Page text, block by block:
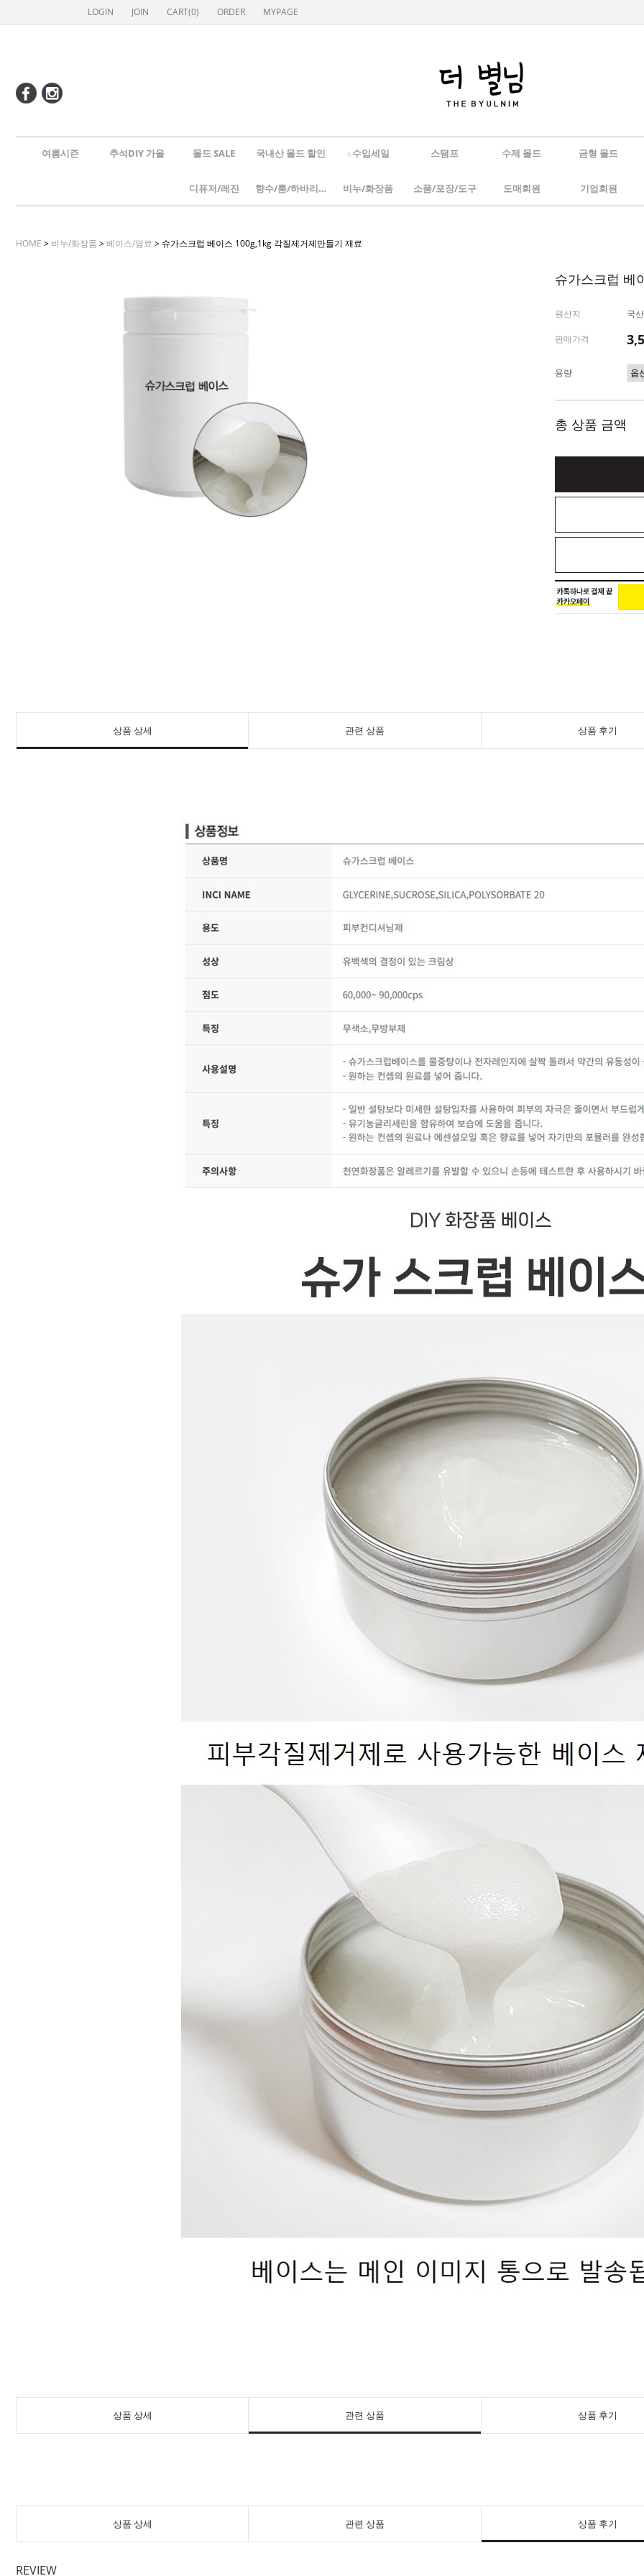
LOGIN JOIN CART(0) ORDER MYPAGE
여름시즌 추석DIY 가을 몰드 SALE 국내산 몰드 할인 ☆수입세일 스탬프 수제 몰드 금형 몰드
디퓨저/레진 향수/룸/하바리움 비누/화장품 소품/포장/도구 도매회원 기업회원
HOME > 비누/화장품 >베이스/염료 > 슈가스크럽 베이스 100g,1kg 각질제거제만들기 재료
슈가스크럽 베
원산지 국산
판매가격
용량
총 상품 금액
상품 상세 관련 상품 상품 후기
상품 상세 관련 상품 상품 후기
상품 상세 관련 상품 상품 후기
REVIEW